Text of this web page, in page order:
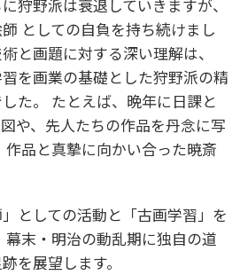
狩野派は衰退していきますが、
としての自負を持ち続けまし
と画題に対する深い理解は、
を画業の基礎とした狩野派の精
た。 たとえば、晩年に日課と
や、先人たちの作品を丹念に写
作品と真摯に向かい合った暁斎
としての活動と「古画学習」を
末・明治の動乱期に独自の道
を展望します。